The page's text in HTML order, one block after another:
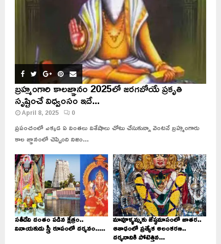
బ్రహ్మంగారి కాలజ్ఞానం 2025లో జరగబోయే ప్రకృతి
సృష్టించే విధ్వంసం ఇదే...
April 8, 2025 0
ప్రపంచంలో ఎక్కడ ఏ వింతలు విశేషాలు చోటు చేసుకున్నా వెంటనే బ్రహ్మంగారు
కాల జ్ఞానంలో చెప్పింది నిజం...
సతీదేవి దంతం పడిన క్షేత్రం..
వినాయకుడు స్త్రీ రూపంలో దర్శనం.....
మావూళ్ళమ్మకు జేష్ఠమాసంలో జాతర..
ఆశాఢంలో ప్రత్యేక అలంకరణ..
దర్శనానికి పోటెత్తిన...